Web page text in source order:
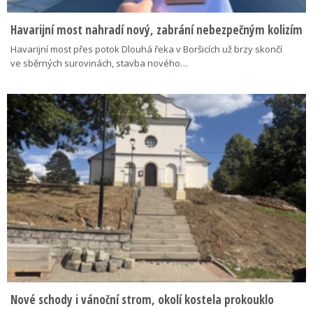
Havarijní most nahradí nový, zabrání nebezpečným kolizím
Havarijní most přes potok Dlouhá řeka v Boršicích už brzy skončí
ve sběrných surovinách, stavba nového…
Nové schody i vánoční strom, okolí kostela prokouklo